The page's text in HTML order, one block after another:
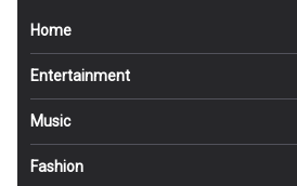
Home
Entertainment
Music
Fashion